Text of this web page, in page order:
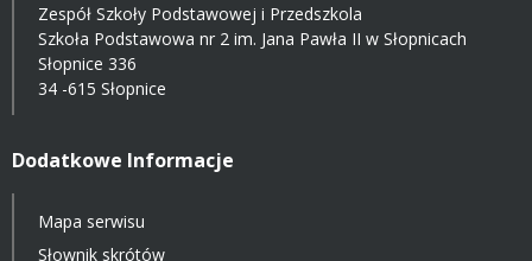
Zespół Szkoły Podstawowej i Przedszkola
Szkoła Podstawowa nr 2 im. Jana Pawła II w Słopnicach
Słopnice 336
34 -615 Słopnice
Dodatkowe Informacje
Mapa serwisu
Słownik skrótów